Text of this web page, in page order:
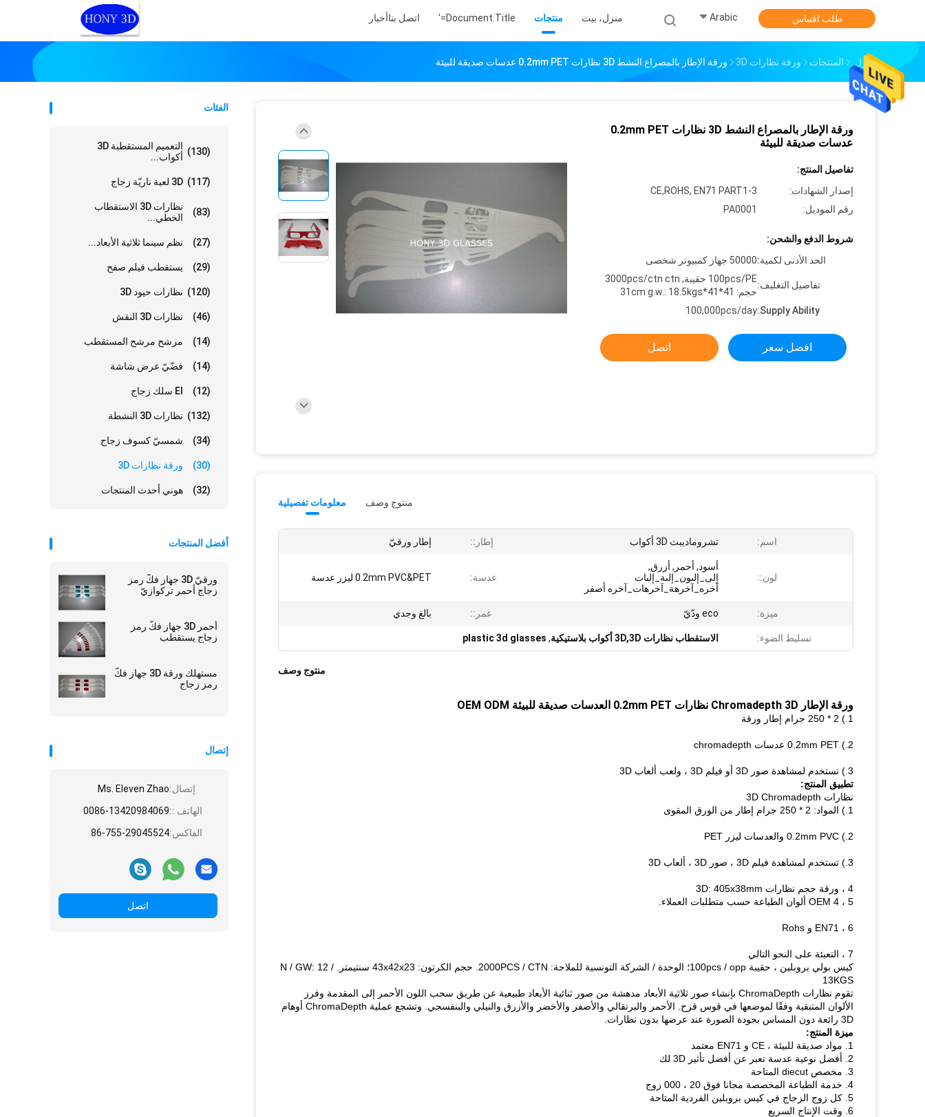
منزل، بيت منتجات Document.title=' اتصل بناأخبار Arabic طلب اقتباس
منزل المنتجات ورقة نظارات 3D ورقة الإطار بالمصراع النشط 3D نظارات 0.2mm PET عدسات صديقة للبيئة
الفئات
التعميم المستقطبة 3D
أكواب...
(130)
3D لعبة ناريّة زجاج (117)
نظارات 3D الاستقطاب
الخطي...
(83)
نظم سينما ثلاثية الأبعاد... (27)
يستقطب فيلم صفح (29)
نظارات حيود 3D (120)
نظارات 3D النقش (46)
مرشح مرشح المستقطب (14)
فضّيّ عرض شاشة (14)
El سلك زجاج (12)
نظارات 3D النشطة (132)
شمسيّ كسوف زجاج (34)
ورقة نظارات 3D (30)
هوني أحدث المنتجات (32)
أفضل المنتجات
ورقيّ 3D جهاز فكّ رمز
زجاج أحمر تركوازيّ
أحمر 3D جهاز فكّ رمز
زجاج يستقطب
مستهلك ورقة 3D جهاز فكّ
رمز زجاج
إتصال
إتصال:Ms. Eleven Zhao
الهاتف ::0086-13420984069
الفاكس:86-755-29045524
اتصل
ورقة الإطار بالمصراع النشط 3D نظارات 0.2mm PET
عدسات صديقة للبيئة
تفاصيل المنتج:
إصدار الشهادات:
CE,ROHS, EN71 PART1-3
رقم الموديل:
PA0001
شروط الدفع والشحن:
الحد الأدنى لكمية:50000 جهاز كمبيوتر شخصى
تفاصيل التغليف:
100pcs/PE حقيبة, 3000pcs/ctn ctn
حجم: 41*41*31cm g.w.: 18.5kgs
Supply Ability:
100,000pcs/day
افضل سعر اتصل
معلومات تفصيلية منتوج وصف
اسم: تشروماديبث 3D أكواب إطار:: إطار ورقيّ
لون::
أسود, أحمر, أزرق,
إلى_إلىون_إلىة_إلىات
آخره_آخرهة_آخرهات_آخره أصفر
عدسة: 0.2mm PVC&PET ليزر عدسة
ميزة: eco ودّيّ عمر:: بالغ وجدي
تسليط الضوء: الاستقطاب نظارات 3D,3D أكواب بلاستيكية ,
plastic 3d glasses
منتوج وصف
ورقة الإطار Chromadepth 3D نظارات 0.2mm PET العدسات صديقة للبيئة OEM ODM
1.) 2 * 250 جرام إطار ورقة
2.) 0.2mm PET عدسات chromadepth
3.) تستخدم لمشاهدة صور 3D أو فيلم 3D ، ولعب ألعاب 3D
تطبيق المنتج:
نظارات 3D Chromadepth
1.) المواد: 2 * 250 جرام إطار من الورق المقوى
2.) 0.2mm PVC والعدسات ليزر PET
3.) تستخدم لمشاهدة فيلم 3D ، صور 3D ، ألعاب 3D
4 ، ورقة حجم نظارات 3D: 405x38mm
5 ، OEM 4 ألوان الطباعة حسب متطلبات العملاء.
6 ، EN71 و Rohs
7 ، التعبئة على النحو التالي
كيس بولي بروبلين ، حقيبة 100pcs / opp؛
الوحدة / الشركة التونسية للملاحة: 2000PCS / CTN. حجم الكرتون: 43x42x23 سنتيمتر.
N / GW: 12 /
13KGS
تقوم نظارات ChromaDepth بإنشاء صور ثلاثية الأبعاد مدهشة من صور ثنائية الأبعاد طبيعية عن طريق سحب اللون الأحمر إلى المقدمة وفرز
الألوان المتبقية وفقًا لموضعها في قوس قزح.
الأحمر والبرتقالي والأصفر والأخضر والأزرق والنيلي والبنفسجي.
وتشجع عملية ChromaDepth أوهام
3D رائعة دون المساس بجودة الصورة عند عرضها بدون نظارات.
ميزة المنتج:
1. مواد صديقة للبيئة ، CE و EN71 معتمد
2. أفضل نوعية عدسة تعبر عن أفضل تأثير 3D لك
3. مخصص diecut المتاحة
4. خدمة الطباعة المخصصة مجانا فوق 20 ، 000 زوج
5. كل زوج الزجاج في كيس بروبلين الفردية المتاحة
6. وقت الإنتاج السريع